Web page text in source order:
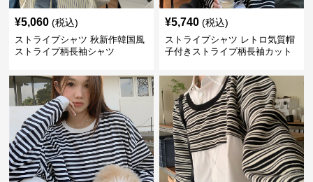
¥5,060 (税込)
ストライプシャツ 秋新作韓国風
ストライプ柄長袖シャツ
¥5,740 (税込)
ストライプシャツ レトロ気質帽
子付きストライプ柄長袖カット